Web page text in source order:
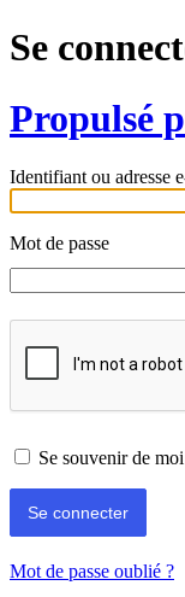
Se
Propulsé
Identifiant ou adresse
Mot de passe
Se souvenir de moi
Mot de passe oublié ?